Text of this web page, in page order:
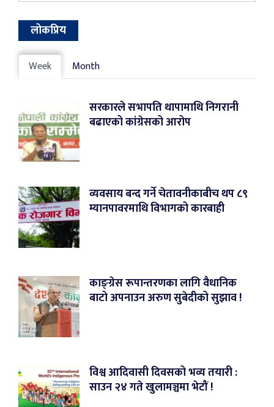
लोकप्रिय
Week Month
सरकारले सभापति थापामाथि निगरानी
बढाएको कांग्रेसको आरोप
व्यवसाय बन्द गर्ने चेतावनीकाबीच थप ८९
म्यानपावरमाथि विभागको कारबाही
काङ्ग्रेस रूपान्तरणका लागि वैधानिक
बाटो अपनाउन अरुण सुबेदीको सुझाव !
विश्व आदिवासी दिवसको भव्य तयारी :
साउन २४ गते खुलामञ्चमा भेटौं !